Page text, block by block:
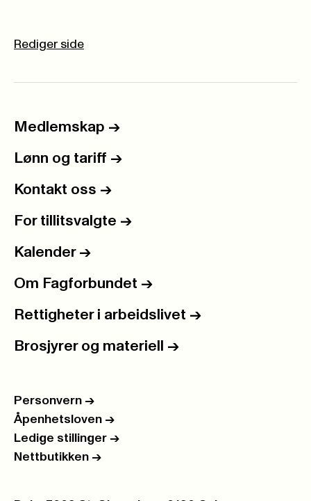
Rediger side
Medlemskap ->
Lønn og tariff ->
Kontakt oss ->
For tillitsvalgte ->
Kalender ->
Om Fagforbundet ->
Rettigheter i arbeidslivet ->
Brosjyrer og materiell ->
Personvern ->
Åpenhetsloven ->
Ledige stillinger ->
Nettbutikken ->